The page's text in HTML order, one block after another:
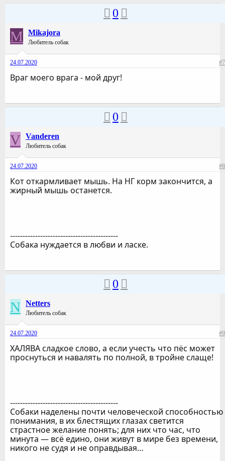
0
M Mikajora
Любитель собак
24.07.2020 #7
Враг моего врага - мой друг!
0
V Vanderen
Любитель собак
24.07.2020 #8
Кот откармливает мышь. На НГ корм закончится, а
жирный мышь останется.
-------------------------------------------
Собака нуждается в любви и ласке.
0
N Netters
Любитель собак
24.07.2020 #9
ХАЛЯВА сладкое слово, а если учесть что пёс может
проснуться и навалять по полной, в тройне слаще!
-------------------------------------------
Собаки наделены почти человеческой способностью
понимания, в их блестящих глазах светится
страстное желание понять; для них что час, что
минута — всё едино, они живут в мире без времени,
никого не судя и не оправдывая…